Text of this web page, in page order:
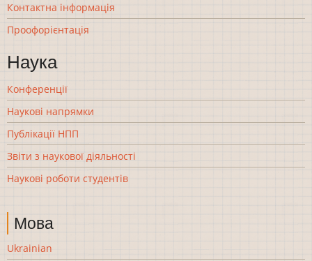
Контактна інформація
Проофорієнтація
Наука
Конференції
Наукові напрямки
Публікації НПП
Звіти з наукової діяльності
Наукові роботи студентів
Мова
Ukrainian